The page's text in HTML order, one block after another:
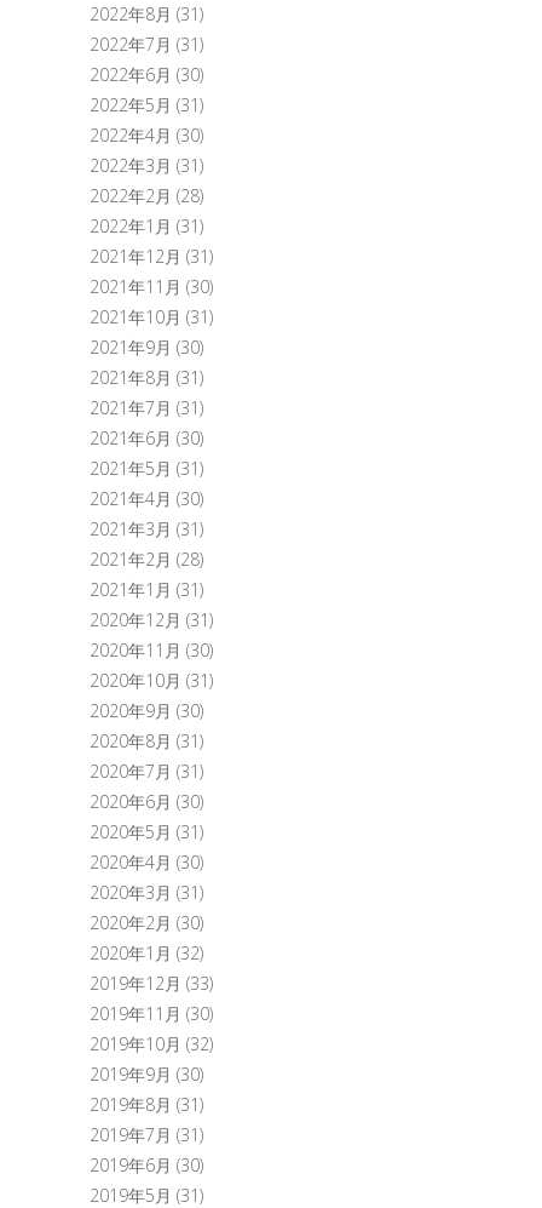
2022年8月 (31)
2022年7月 (31)
2022年6月 (30)
2022年5月 (31)
2022年4月 (30)
2022年3月 (31)
2022年2月 (28)
2022年1月 (31)
2021年12月 (31)
2021年11月 (30)
2021年10月 (31)
2021年9月 (30)
2021年8月 (31)
2021年7月 (31)
2021年6月 (30)
2021年5月 (31)
2021年4月 (30)
2021年3月 (31)
2021年2月 (28)
2021年1月 (31)
2020年12月 (31)
2020年11月 (30)
2020年10月 (31)
2020年9月 (30)
2020年8月 (31)
2020年7月 (31)
2020年6月 (30)
2020年5月 (31)
2020年4月 (30)
2020年3月 (31)
2020年2月 (30)
2020年1月 (32)
2019年12月 (33)
2019年11月 (30)
2019年10月 (32)
2019年9月 (30)
2019年8月 (31)
2019年7月 (31)
2019年6月 (30)
2019年5月 (31)